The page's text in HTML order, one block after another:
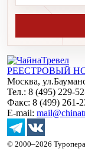
РЕЕСТРОВЫЙ
Москва,
Тел.: 8 (495) 229-
Факс: 8 (499) 261-
E-mail:
© 2000–2026